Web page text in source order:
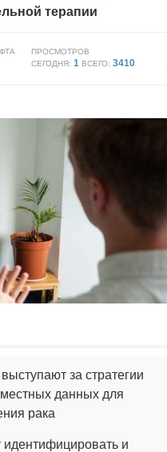
терапии
ПРОСМОТРОВ
СЕГОДНЯ: 1 ВСЕГО: 3410
за стратегии
данных для
рака
идентифицировать и